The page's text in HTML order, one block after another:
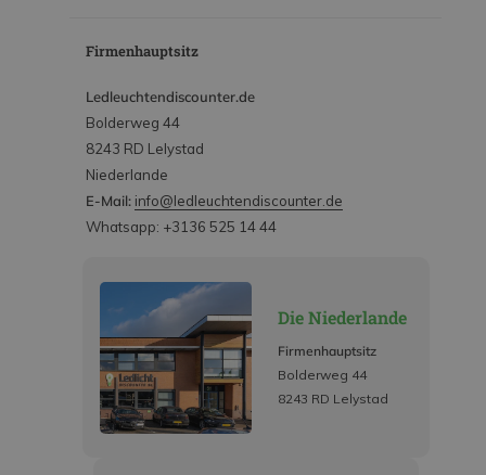
Firmenhauptsitz
Ledleuchtendiscounter.de
Bolderweg 44
8243 RD Lelystad
Niederlande
E-Mail: info@ledleuchtendiscounter.de
Whatsapp: +3136 525 14 44
Die Niederlande
Firmenhauptsitz
Bolderweg 44
8243 RD Lelystad